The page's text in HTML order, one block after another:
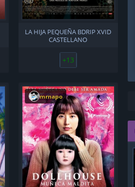
LA HIJA PEQUEÑA BDRIP XVID
CASTELLANO
+13
mrnapo